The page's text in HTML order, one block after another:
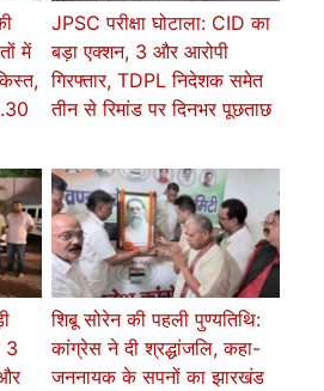
में
JPSC परीक्षा घोटाला: CID का
बड़ा एक्शन, 3 और आरोपी
गिरफ्तार, TDPL निदेशक समेत
तीन से रिमांड पर दिनभर पूछताछ
3
शिबू सोरेन की पहली पुण्यतिथि:
कांग्रेस ने दी श्रद्धांजलि, कहा-
जननायक के सपनों का झारखंड